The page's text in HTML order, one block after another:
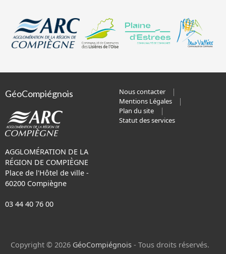
GéoCompiégnois
AGGLOMÉRATION DE LA
RÉGION DE COMPIÈGNE
Place de l'Hôtel de ville -
60200 Compiègne
03 44 40 76 00
Nous contacter
Mentions Légales
Plan du site
Statut des services
Copyright © 2026 GéoCompiégnois - Tous droits réservés.